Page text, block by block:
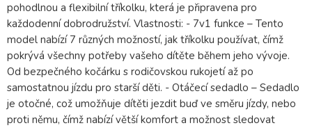
pohodlnou a flexibilní tříkolku, která je připravena pro
každodenní dobrodružství. Vlastnosti: - 7v1 funkce – Tento
model nabízí 7 různých možností, jak tříkolku používat, čímž
pokrývá všechny potřeby vašeho dítěte během jeho vývoje.
Od bezpečného kočárku s rodičovskou rukojetí až po
samostatnou jízdu pro starší děti. - Otáčecí sedadlo – Sedadlo
je otočné, což umožňuje dítěti jezdit buď ve směru jízdy, nebo
proti němu, čímž nabízí větší komfort a možnost sledovat